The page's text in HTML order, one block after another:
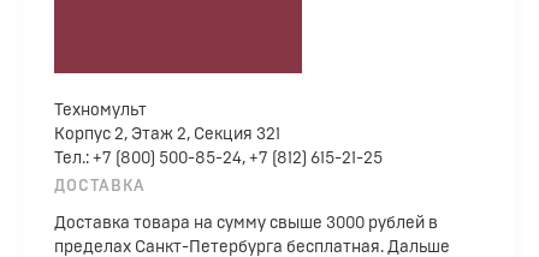
Техномульт
Корпус 2, Этаж 2, Секция 321
Тел.: +7 (800) 500-85-24, +7 (812) 615-21-25
ДОСТАВКА
Доставка товара на сумму свыше 3000 рублей в
пределах Санкт-Петербурга бесплатная. Дальше